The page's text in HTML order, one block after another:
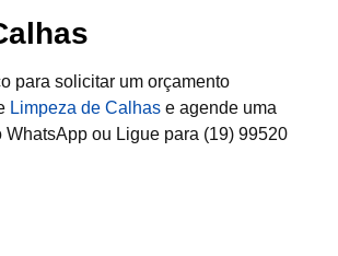
para solicitar um orçamento
Limpeza de Calhas e agende uma
ou Ligue para (19) 99520